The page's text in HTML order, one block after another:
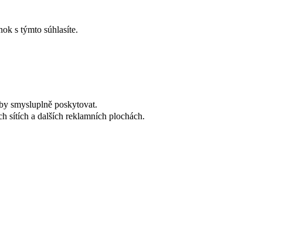
s týmto súhlasíte.
smysluplně poskytovat.
sítích a dalších reklamních plochách.